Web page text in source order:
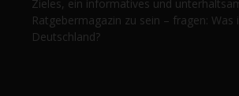
Zieles, ein informatives und
Ratgebermagazin zu sein – fragen: Was
Deutschland?